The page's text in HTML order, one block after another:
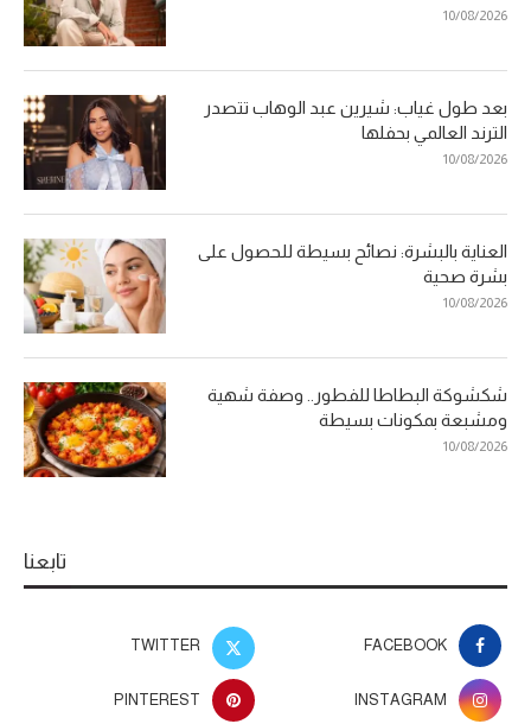
10/08/2026
بعد طول غياب: شيرين عبد الوهاب تتصدر
الترند العالمي بحفلها
10/08/2026
العناية بالبشرة: نصائح بسيطة للحصول على
بشرة صحية
10/08/2026
شكشوكة البطاطا للفطور.. وصفة شهية
ومشبعة بمكونات بسيطة
10/08/2026
تابعنا
FACEBOOK
TWITTER
INSTAGRAM
PINTEREST